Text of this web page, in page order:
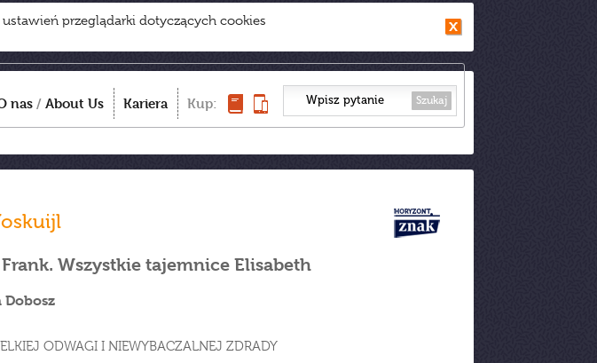
przeglądarki dotyczących cookies
nas / About Us Kariera Kup: Szukaj
Wszystkie tajemnice Elisabeth
Dobosz
ODWAGI I NIEWYBACZALNEJ ZDRADY